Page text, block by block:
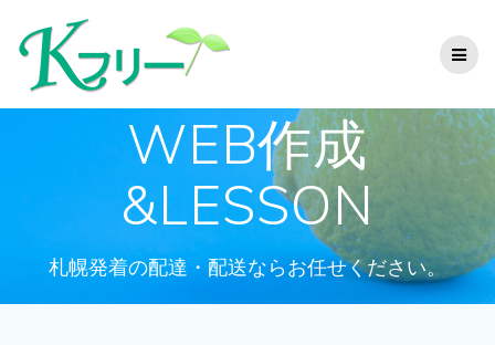
ツ
へ
ス
ッ
プ
WEB作成
&LESSON
札幌発着の配達・配送ならお任せください。